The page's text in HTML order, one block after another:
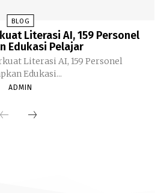
BLOG
Literasi AI, 159 Personel
Edukasi Pelajar
Literasi AI, 159 Personel
Edukasi...
ADMIN